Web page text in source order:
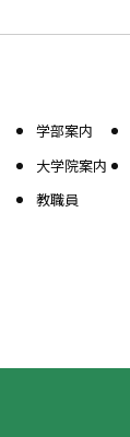
学部案内
大学院案内
教職員